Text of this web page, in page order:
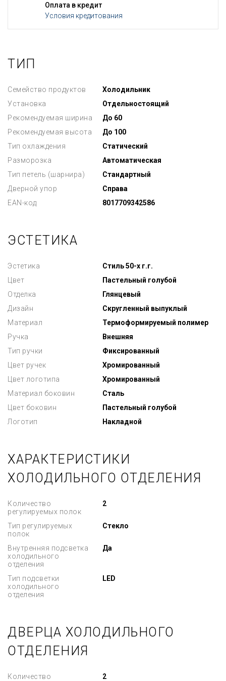
Оплата в кредит
Условия кредитования
ТИП
Семейство продуктов
Холодильник
Установка
Отдельностоящий
Рекомендуемая ширина
До 60
Рекомендуемая высота
До 100
Тип охлаждения
Статический
Разморозка
Автоматическая
Тип петель (шарнира)
Стандартный
Дверной упор
Справа
EAN-код
8017709342586
ЭСТЕТИКА
Эстетика
Стиль 50-х г.г.
Цвет
Пастельный голубой
Отделка
Глянцевый
Дизайн
Скругленный выпуклый
Материал
Термоформируемый полимер
Ручка
Внешняя
Тип ручки
Фиксированный
Цвет ручек
Хромированный
Цвет логотипа
Хромированный
Материал боковин
Сталь
Цвет боковин
Пастельный голубой
Логотип
Накладной
ХАРАКТЕРИСТИКИ
ХОЛОДИЛЬНОГО ОТДЕЛЕНИЯ
Количество
регулируемых полок
2
Тип регулируемых
полок
Стекло
Внутренняя подсветка
холодильного
отделения
Да
Тип подсветки
холодильного
отделения
LED
ДВЕРЦА ХОЛОДИЛЬНОГО
ОТДЕЛЕНИЯ
Количество
2